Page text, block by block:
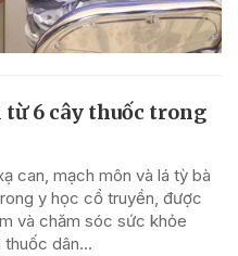
6 cây thuốc trong
can, mạch môn và lá tỳ bà
y học cổ truyền, được
và chăm sóc sức khỏe
dân...